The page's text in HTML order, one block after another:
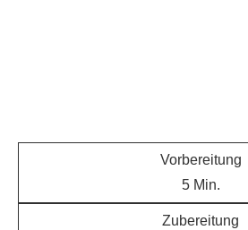
Vorbereitung
5 Min.
Zubereitung